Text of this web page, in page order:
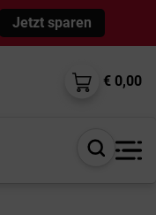
Jetzt sparen
€ 0,00
Suche